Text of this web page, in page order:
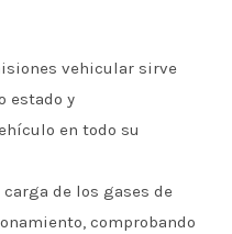
vehicular sirve
estado y
en todo su
de los gases de
comprobando